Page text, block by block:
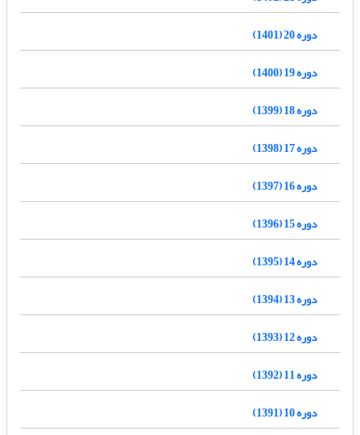
دوره 20 (1401)
دوره 19 (1400)
دوره 18 (1399)
دوره 17 (1398)
دوره 16 (1397)
دوره 15 (1396)
دوره 14 (1395)
دوره 13 (1394)
دوره 12 (1393)
دوره 11 (1392)
دوره 10 (1391)